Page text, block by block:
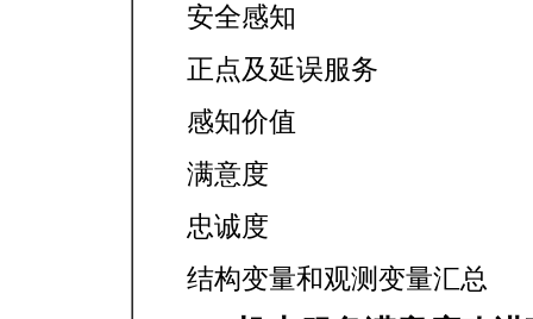
安全感知
正点及延误服务
感知价值
满意度
忠诚度
结构变量和观测变量汇总